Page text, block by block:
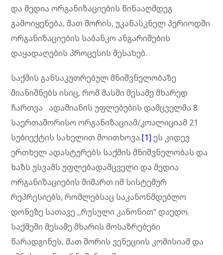
და მედია ორგანიზაციების წინააღმდეგ
გამოიყენება, მათ შორის, უკანასკნელ პერიოდში
ორგანიზაციების საბანკო ანგარიშების
დაყადაღების პროცესის შესახებ.
საქმის განსაკუთრებულ მნიშვნელობაზე
მიანიშნებს ისიც, რომ მასში მესამე მხარედ
ჩართვა ადამიანის უფლებების დამცველმა 8
საერთაშორისო ორგანიზაციამ/კოალიციამ 21
სუბიექტის სახელით მოითხოვა.[1]ეს კიდევ
ერთხელ ადასტურებს საქმის მნიშვნელობას და
ხაზს უსვამს უფლებადამცველი და მედია
ორგანიზაციების მიმართ იმ სისტემურ
რეპრესიებს, რომლებსაც საკანონმდებლო
დონეზე სათავე ,,რუსული კანონით” დაედო.
საქმეში მესამე მხარის მოსაზრებები
წარადგინეს, მათ შორის ვენეციის კომისიამ და